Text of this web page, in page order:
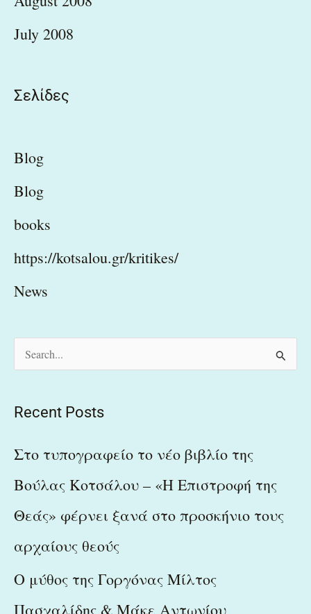
July 2008
Σελίδες
Blog
Blog
books
https://kotsalou.gr/kritikes/
News
c
f
o
Recent Posts
Στο τυπογραφείο το νέο βιβλίο της
Βούλας Κοτσάλου – «Η Επιστροφή της
Θεάς» φέρνει ξανά στο προσκήνιο τους
αρχαίους θεούς
Ο μύθος της Γοργόνας Μίλτος
Πασχαλίδης & Μάκε Αντωνίου